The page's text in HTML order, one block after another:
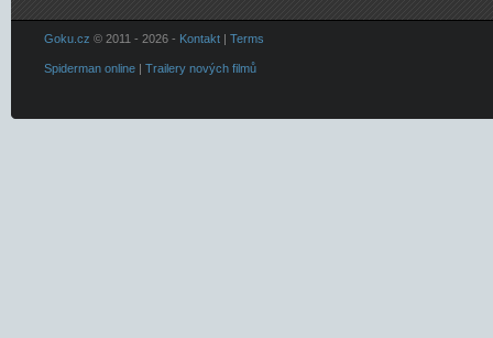
Goku.cz © 2011 - 2026 - Kontakt | Terms
Spiderman online | Trailery nových filmů